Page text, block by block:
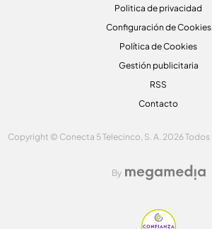
Politica de privacidad
Configuración de Cookies
Política de Cookies
Gestión publicitaria
RSS
Contacto
Copyright © Conecta 5 Telecinco, S. A. 2026
By